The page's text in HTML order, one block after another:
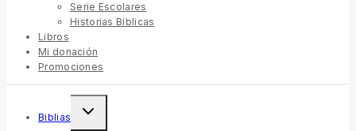
Serie Escolares
Historias Bíblicas
Libros
Mi donación
Promociones
Biblias